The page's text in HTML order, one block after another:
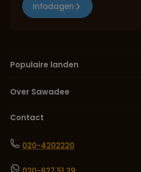
Infodagen
Populaire landen
Over Sawadee
Contact
020-4202220